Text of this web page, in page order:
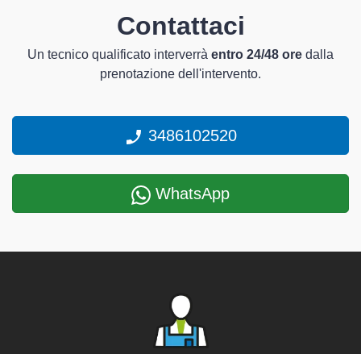
Contattaci
Un tecnico qualificato interverrà entro 24/48 ore dalla
prenotazione dell'intervento.
3486102520
WhatsApp